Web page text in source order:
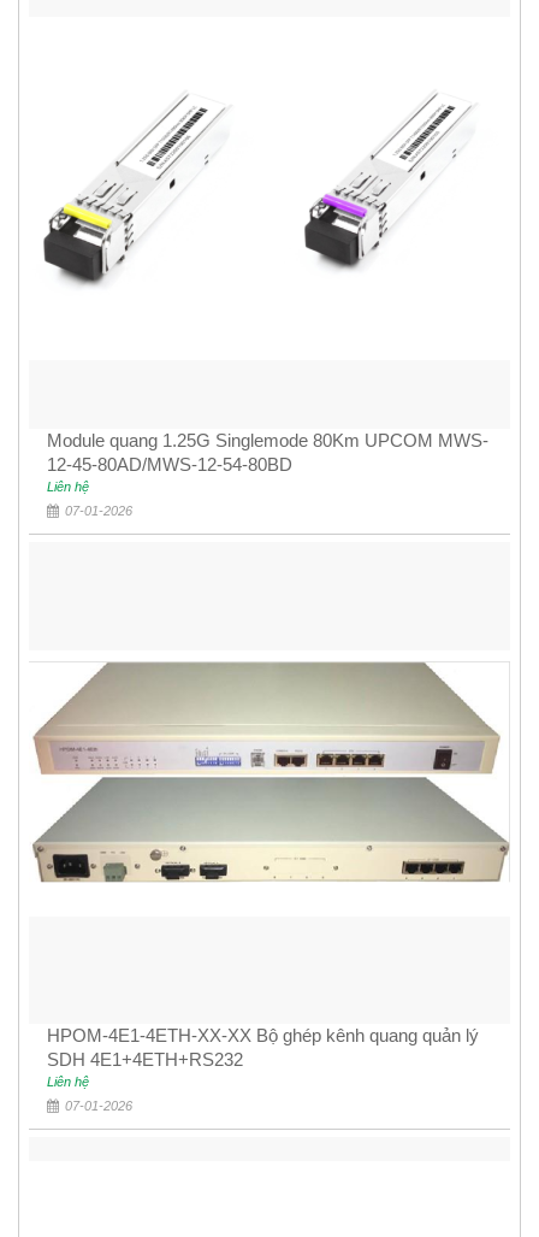
Module quang 1.25G Singlemode 80Km UPCOM MWS-
12-45-80AD/MWS-12-54-80BD
Liên hệ
07-01-2026
HPOM-4E1-4ETH-XX-XX Bộ ghép kênh quang quản lý
SDH 4E1+4ETH+RS232
Liên hệ
07-01-2026